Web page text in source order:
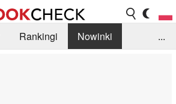
Rankingi
Nowinki
...